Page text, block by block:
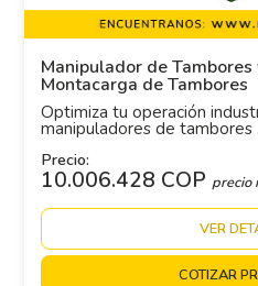
Manipulador de
Montacarga de Tambores
Optimiza tu operación
manipuladores de tambores
Precio:
10.006.428 COPprecio
VER
COTIZAR